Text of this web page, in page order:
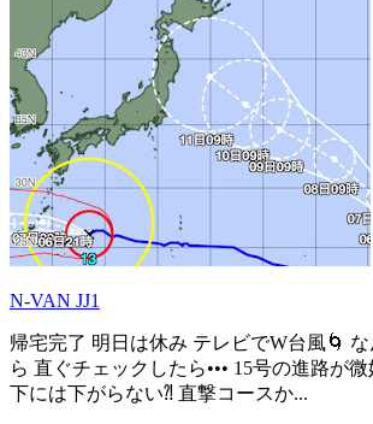
N-VAN JJ1
帰宅完了 明日は休み テレビでW台風🌀
ら 直ぐチェックしたら••• 15号の進路が
下には下がらない⁈ 直撃コースか...